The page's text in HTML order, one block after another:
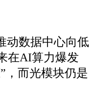
动数据中心向低
在AI算力爆发
，而光模块仍是